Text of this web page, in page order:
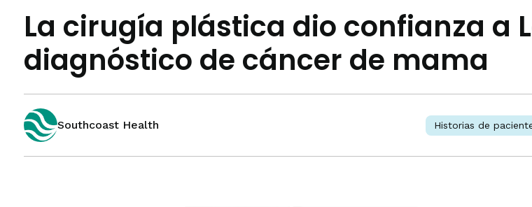
La cirugía plástica dio confianza a
diagnóstico de cáncer de mama
Southcoast Health Historias de